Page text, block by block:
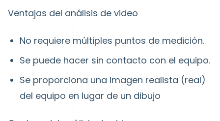
Ventajas del análisis de video
No requiere múltiples puntos de medición.
Se puede hacer sin contacto con el equipo.
Se proporciona una imagen realista (real)
del equipo en lugar de un dibujo